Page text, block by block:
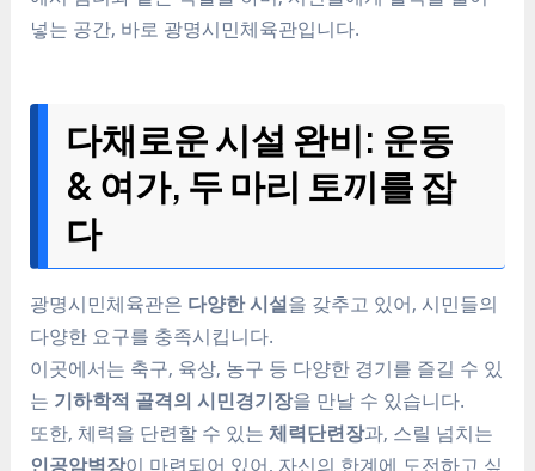
넣는 공간, 바로 광명시민체육관입니다.
다채로운 시설 완비: 운동
& 여가, 두 마리 토끼를 잡
다
광명시민체육관은 다양한 시설을 갖추고 있어, 시민들의
다양한 요구를 충족시킵니다.
이곳에서는 축구, 육상, 농구 등 다양한 경기를 즐길 수 있
는 기하학적 골격의 시민경기장을 만날 수 있습니다.
또한, 체력을 단련할 수 있는체력단련장과, 스릴 넘치는
인공암벽장이 마련되어 있어, 자신의 한계에 도전하고 싶